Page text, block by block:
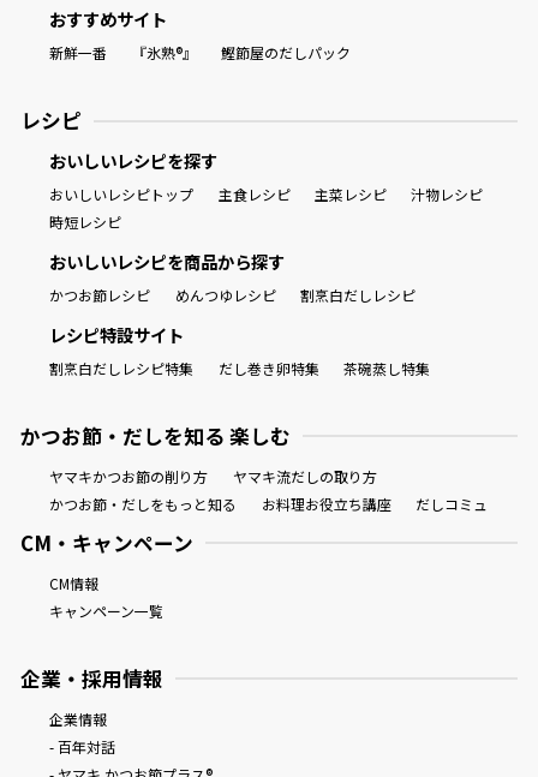
おすすめサイト
新鮮一番 『氷熟®』 鰹節屋のだしパック
レシピ
おいしいレシピを探す
おいしいレシピトップ 主食レシピ 主菜レシピ
汁物レシピ
時短レシピ
おいしいレシピを商品から探す
かつお節レシピ めんつゆレシピ 割烹白だしレシピ
レシピ特設サイト
割烹白だしレシピ特集 だし巻き卵特集 茶碗蒸し特集
かつお節・だしを知る 楽しむ
ヤマキかつお節の削り方
ヤマキ流だしの取り方
かつお節・だしをもっと知る
お料理お役立ち講座 だしコミュ
CM・キャンペーン
CM情報
キャンペーン一覧
企業・採用情報
企業情報
- 百年対話